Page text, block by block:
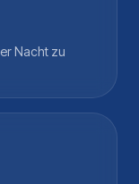
Nacht zu